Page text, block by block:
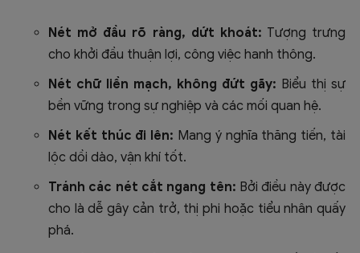
Nét mở đầu rõ ràng, dứt khoát: Tượng trưng
cho khởi đầu thuận lợi, công việc hanh thông.
Nét chữ liền mạch, không đứt gãy: Biểu thị sự
bền vững trong sự nghiệp và các mối quan hệ.
Nét kết thúc đi lên: Mang ý nghĩa thăng tiến, tài
lộc dồi dào, vận khí tốt.
Tránh các nét cắt ngang tên: Bởi điều này được
cho là dễ gây cản trở, thị phi hoặc tiểu nhân quấy
phá.